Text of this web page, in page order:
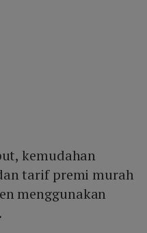
kemudahan
tarif premi murah
menggunakan